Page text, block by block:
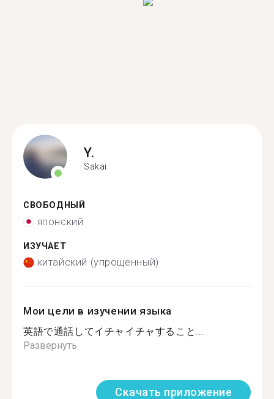
Y.
Sakai
СВОБОДНЫЙ
японский
ИЗУЧАЕТ
китайский (упрощенный)
Мои цели в изучении языка
英語で通話してイチャイチャすること...
Развернуть
Скачать приложение